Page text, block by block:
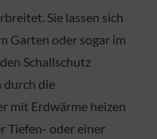
Sie lassen sich
Garten oder sogar im
Schallschutz
durch die
mit Erdwärme heizen
Tiefen- oder einer